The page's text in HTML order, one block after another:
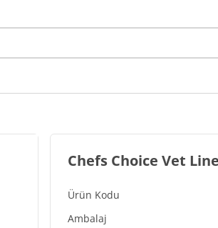
Chefs Choice Vet